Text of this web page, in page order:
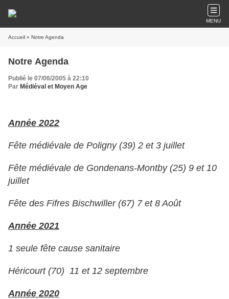
MENU
Accueil » Notre Agenda
Notre Agenda
Publié le 07/06/2005 à 22:10
Par Médiéval et Moyen Age
Année 2022
Fête médiévale de Poligny (39) 2 et 3 juillet
Fête médiévale de Gondenans-Montby (25) 9 et 10
juillet
Fête des Fifres Bischwiller (67) 7 et 8 Août
Année 2021
1 seule fête cause sanitaire
Héricourt (70) 11 et 12 septembre
Année 2020